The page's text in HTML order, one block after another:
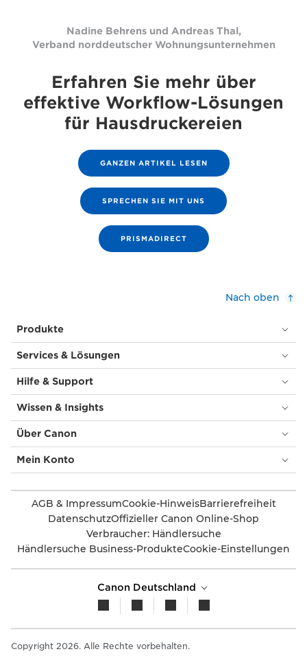
Nadine Behrens und Andreas Thal,
Verband norddeutscher Wohnungsunternehmen
Erfahren Sie mehr über
effektive Workflow-Lösungen
für Hausdruckereien
GANZEN ARTIKEL LESEN
SPRECHEN SIE MIT UNS
PRISMADIRECT
Nach oben
Produkte
Services & Lösungen
Hilfe & Support
Wissen & Insights
Über Canon
Mein Konto
AGB & ImpressumCookie-HinweisBarrierefreiheit
DatenschutzOffizieller Canon Online-Shop
Verbraucher: Händlersuche
Händlersuche Business-ProdukteCookie-Einstellungen
Canon Deutschland
Copyright 2026. Alle Rechte vorbehalten.